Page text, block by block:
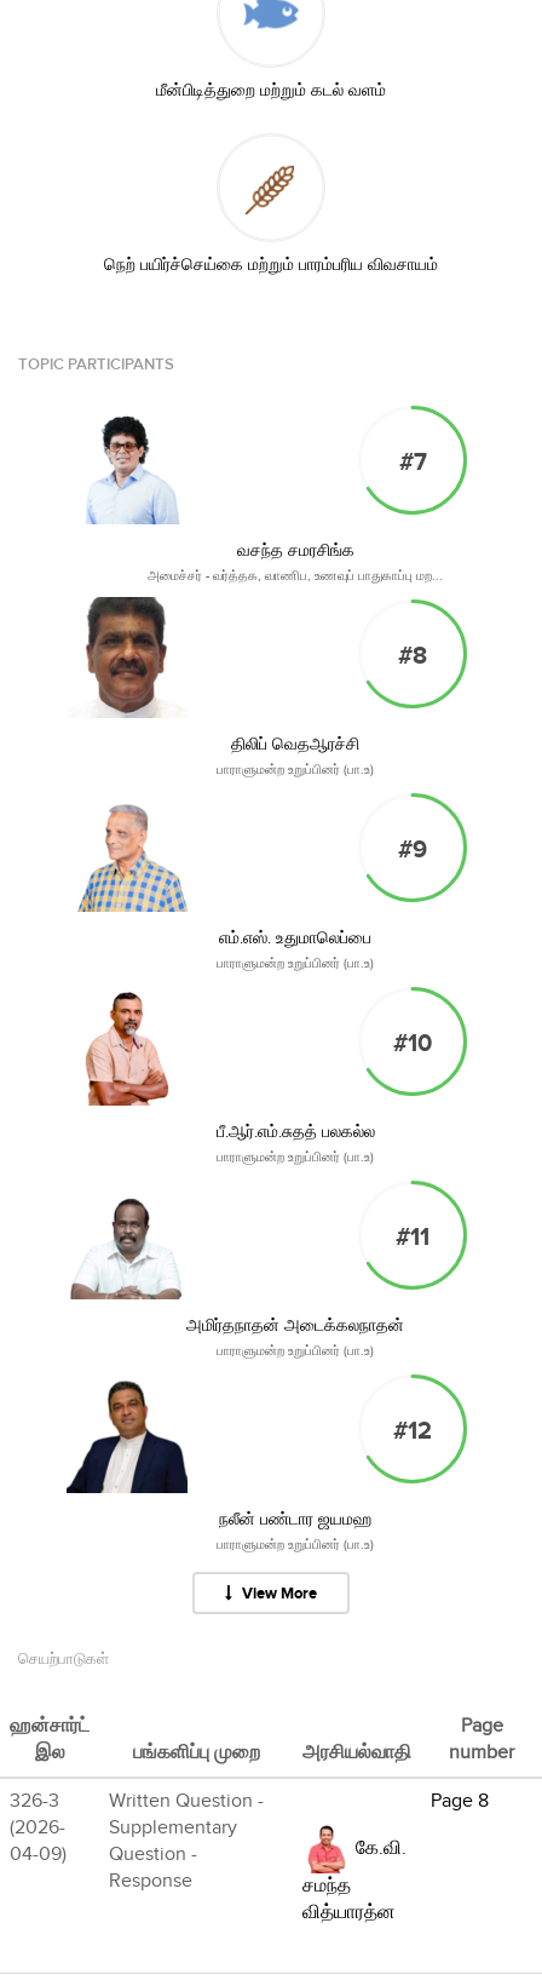
மீன்பிடித்துறை மற்றும் கடல் வளம்
நெற் பயிர்ச்செய்கை மற்றும் பாரம்பரிய விவசாயம்
TOPIC PARTICIPANTS
#7
வசந்த சமரசிங்க
அமைச்சர் - வர்த்தக, வாணிப, உணவுப் பாதுகாப்பு மற...
#8
திலிப் வெதஆரச்சி
பாராளுமன்ற உறுப்பினர் (பா.உ)
#9
எம்.எஸ். உதுமாலெப்பை
பாராளுமன்ற உறுப்பினர் (பா.உ)
#10
பீ.ஆர்.எம்.சுதத் பலகல்ல
பாராளுமன்ற உறுப்பினர் (பா.உ)
#11
அமிர்தநாதன் அடைக்கலநாதன்
பாராளுமன்ற உறுப்பினர் (பா.உ)
#12
நலீன் பண்டார ஜயமஹ
பாராளுமன்ற உறுப்பினர் (பா.உ)
View More
செயற்பாடுகள்
ஹன்சார்ட்
இல
பங்களிப்பு முறை அரசியல்வாதி
Page
number
326-3
(2026-
04-09)
Written Question -
Supplementary
Question -
Response
கே.வி.
சமந்த
வித்யாரத்ன
Page 8